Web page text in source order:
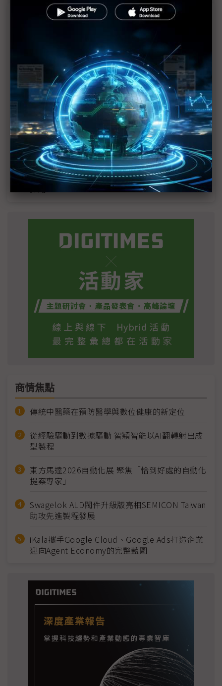
近７天熱門報導
MLCC訂單過熱、出貨比創高 村田示警全球AI基
2027全年記憶體產能提前售罄 買家「祕而不
宣」只怕買不夠
英特爾EMIB良率達標 聯發科第2代ASIC產品
2028準時量產
光進銅退更明確？ 聯發科估SerDes 448G為銅
線「最終戰場」
SpaceX晶片採購大轉向 Elon Musk捨超微全面
採用NVIDIA
商情焦點
傳統中醫藥在預防醫學與數位健康的新定位
從經驗驅動到數據驅動 智穎智能以AI翻轉射出成
型製程
東方馬達2026自動化展 聚焦「恰到好處的自動化
提案專家」
Swagelok ALD閥件升級版亮相SEMICON Taiwan
助攻先進製程發展
iKala攜手Google Cloud、Google Ads打造企業
迎向Agent Economy的完整藍圖